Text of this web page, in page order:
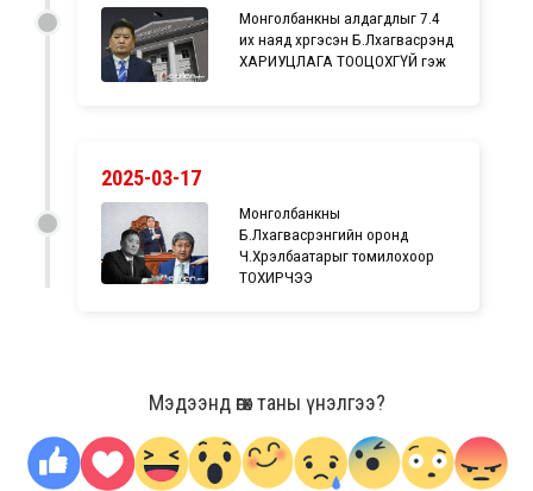
Монголбанкны алдагдлыг 7.4
их наяд хүргэсэн Б.Лхагвасүрэнд
ХАРИУЦЛАГА ТООЦОХГҮЙ гэж үү
2025-03-17
Монголбанкны
Б.Лхагвасүрэнгийн оронд
Ч.Хүрэлбаатарыг томилохоор
ТОХИРЧЭЭ
Мэдээнд өгөх таны үнэлгээ?